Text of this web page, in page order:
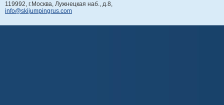
119992, г.Москва, Лужнецкая наб., д.8,
info@skijumpingrus.com